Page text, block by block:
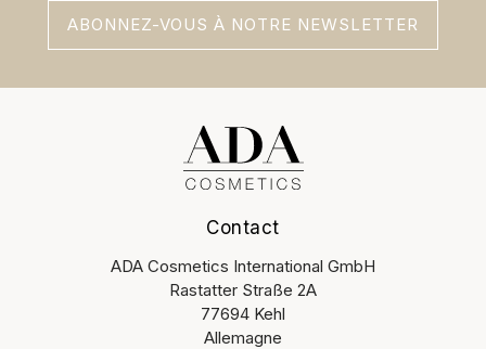
ABONNEZ-VOUS À NOTRE NEWSLETTER
Contact
ADA Cosmetics International GmbH
Rastatter Straße 2A
77694 Kehl
Allemagne